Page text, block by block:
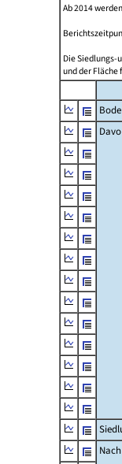
Ab 2014
Die Siedlungs-
und der Fläche